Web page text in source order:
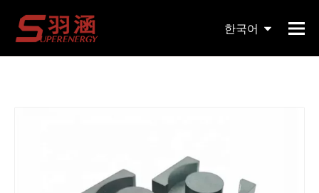
한국어
현재 위치: 홈페이지
Mn-Zn 고주파 Pq4140/2020 대형 페라이트 변압기 코어